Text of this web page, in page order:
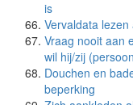
is
Vervaldata
Vraag nooit aan
wil hij/zij
Douchen en
beperking